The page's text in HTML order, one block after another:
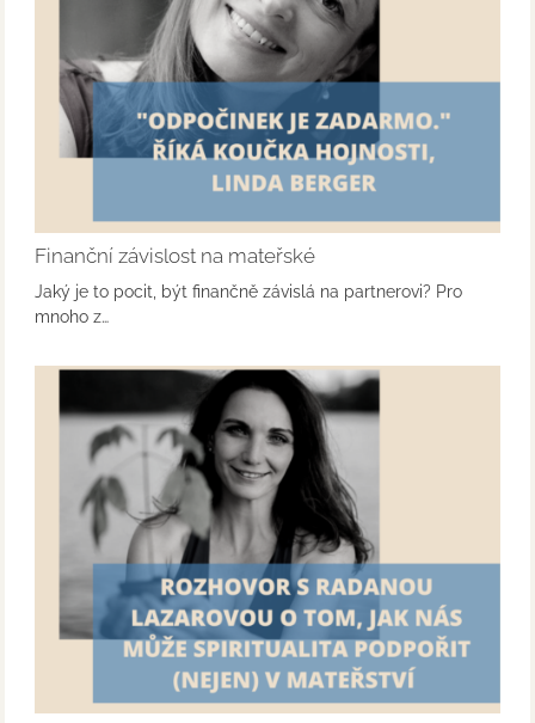
Finanční závislost na mateřské
Jaký je to pocit, být finančně závislá na partnerovi? Pro
mnoho z…